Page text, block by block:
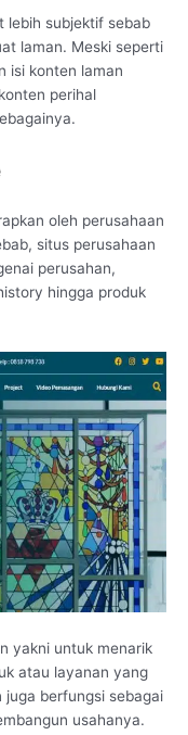
lebih subjektif sebab
laman. Meski seperti
isi konten laman
perihal
oleh perusahaan
situs perusahaan
perusahan,
hingga produk
yakni untuk menarik
atau layanan yang
berfungsi sebagai
usahanya.